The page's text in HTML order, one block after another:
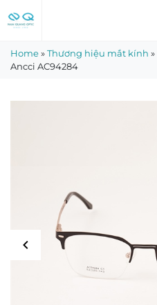
to
Home»Thương hiệu mắt kính »
Ancci AC94284